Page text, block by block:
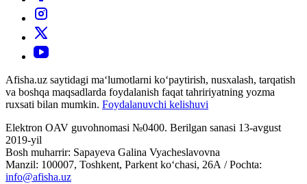
Afisha.uz saytidagi ma‘lumotlarni ko‘paytirish, nusxalash, tarqatish
va boshqa maqsadlarda foydalanish faqat tahririyatning yozma
ruxsati bilan mumkin. Foydalanuvchi kelishuvi
Elektron OAV guvohnomasi №0400. Berilgan sanasi 13-avgust
2019-yil
Bosh muharrir: Sapayeva Galina Vyacheslavovna
Manzil: 100007, Toshkent, Parkent ko‘chasi, 26А / Pochta:
info@afisha.uz